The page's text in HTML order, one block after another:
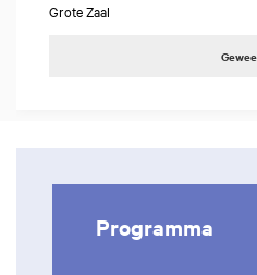
Grote Zaal
Programma